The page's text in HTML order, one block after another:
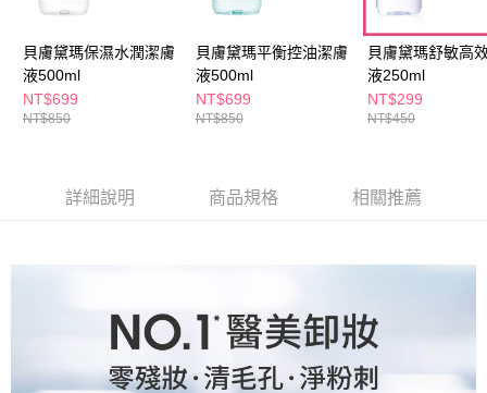
１．透過由恩沛科技股份有限公司提供之「AFTEE先享後付」服務完成之交
易，需依本服務之必要範圍內提供個人資料，並將交易相關給付款項請求債
權轉讓予恩沛科技股份有限公司。
２．關於個人資料處理事宜，請瀏覽以下網址：
https://aftee.tw/terms/#terms3
３．未成年的使用者請事先徵得法定代理人或監護人之同意方可使用
時審查核予不同之上限額度；若仍有額度不足之情形，本公司將視審查結果
每筆NT$65，滿NT$490(含以上)免運費
付款後7-11取貨
每筆NT$65，滿NT$490(含以上)免運費
付款後寶雅門市自取(由倉庫統一出貨)
貝膚黛瑪保濕水潤潔膚
液500ml
NT$699
NT$850
貝膚黛瑪平衡控油潔膚
液500ml
NT$699
NT$850
貝膚黛瑪舒敏高
液250ml
NT$299
NT$450
詳細說明 商品規格 相關推薦